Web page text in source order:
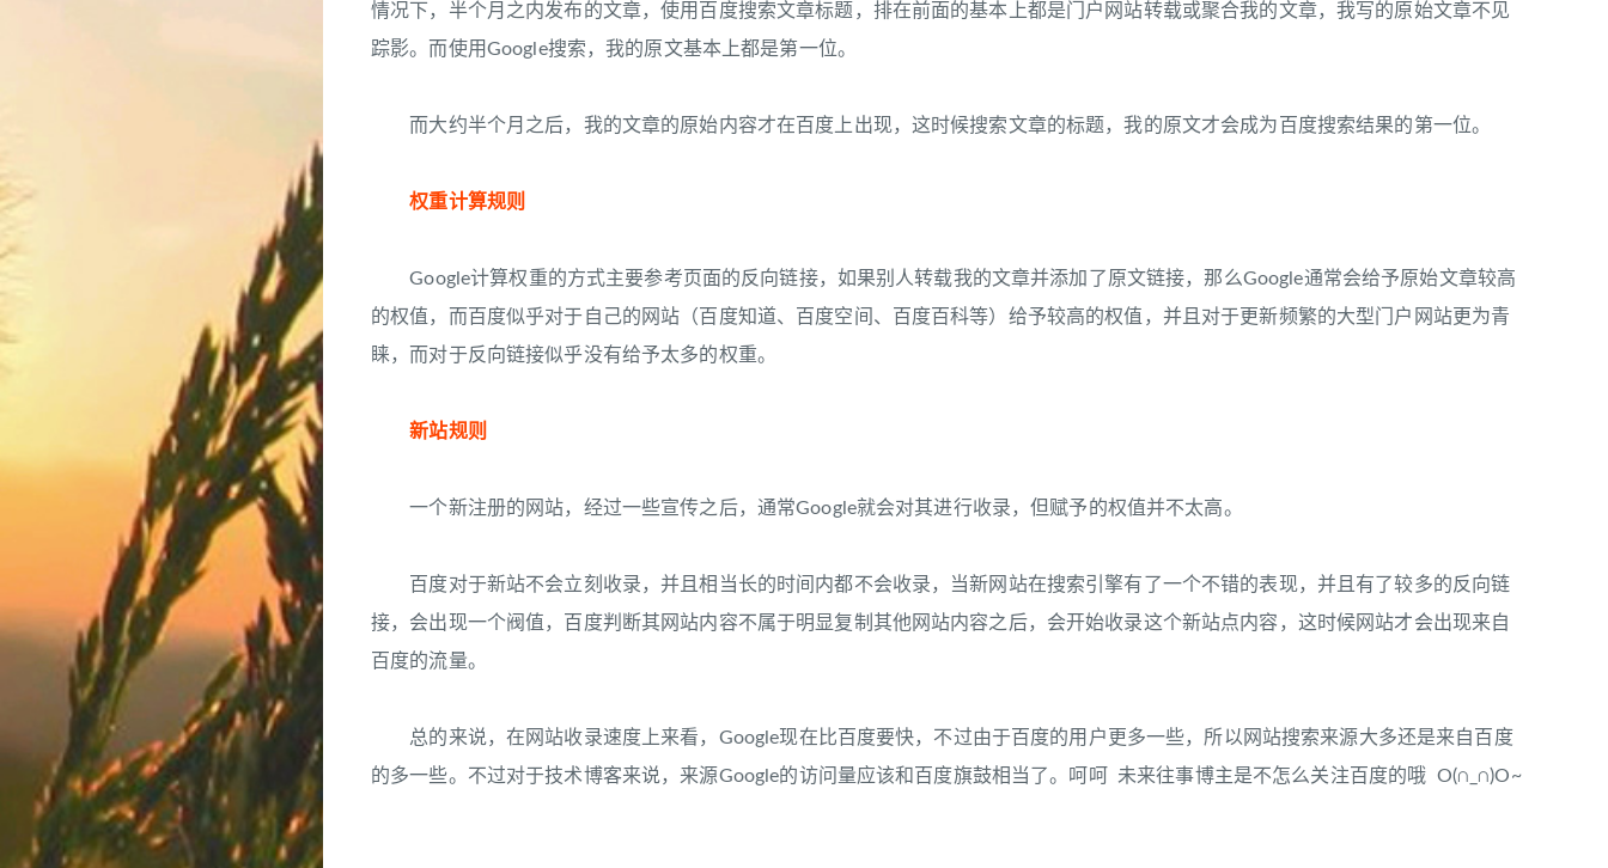
情况下，半个月之内发布的文章，使用百度搜索文章标题，排在前面的基本上都是门户网站转载或聚合我的文章，我写的原始文章不见
踪影。而使用Google搜索，我的原文基本上都是第一位。
而大约半个月之后，我的文章的原始内容才在百度上出现，这时候搜索文章的标题，我的原文才会成为百度搜索结果的第一位。
权重计算规则
Google计算权重的方式主要参考页面的反向链接，如果别人转载我的文章并添加了原文链接，那么Google通常会给予原始文章较高
的权值，而百度似乎对于自己的网站（百度知道、百度空间、百度百科等）给予较高的权值，并且对于更新频繁的大型门户网站更为青
睐，而对于反向链接似乎没有给予太多的权重。
新站规则
一个新注册的网站，经过一些宣传之后，通常Google就会对其进行收录，但赋予的权值并不太高。
百度对于新站不会立刻收录，并且相当长的时间内都不会收录，当新网站在搜索引擎有了一个不错的表现，并且有了较多的反向链
接，会出现一个阀值，百度判断其网站内容不属于明显复制其他网站内容之后，会开始收录这个新站点内容，这时候网站才会出现来自
百度的流量。
总的来说，在网站收录速度上来看，Google现在比百度要快，不过由于百度的用户更多一些，所以网站搜索来源大多还是来自百度
的多一些。不过对于技术博客来说，来源Google的访问量应该和百度旗鼓相当了。呵呵 未来往事博主是不怎么关注百度的哦 O(∩_∩)O~